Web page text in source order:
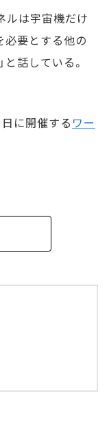
ルは宇宙機だけ
必要とする他の
話している。
に開催する ワー